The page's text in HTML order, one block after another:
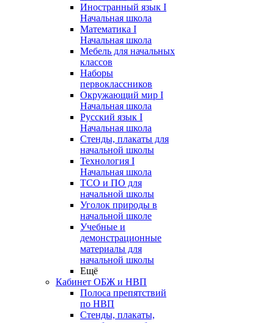
Иностранный язык I
Начальная школа
Математика I
Начальная школа
Мебель для начальных
классов
Наборы
первоклассников
Окружающий мир I
Начальная школа
Русский язык I
Начальная школа
Стенды, плакаты для
начальной школы
Технология I
Начальная школа
ТСО и ПО для
начальной школы
Уголок природы в
начальной школе
Учебные и
демонстрационные
материалы для
начальной школы
Ещё
Кабинет ОБЖ и НВП
Полоса препятствий
по НВП
Стенды, плакаты,